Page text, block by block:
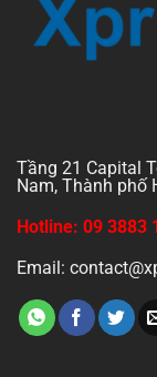
Tầng 21 Capital
Nam, Thành phố
Hotline: 09 3883
Email: